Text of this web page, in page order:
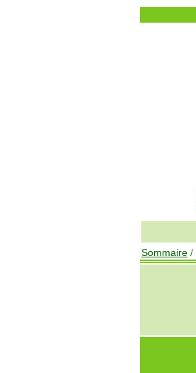
Sommaire /